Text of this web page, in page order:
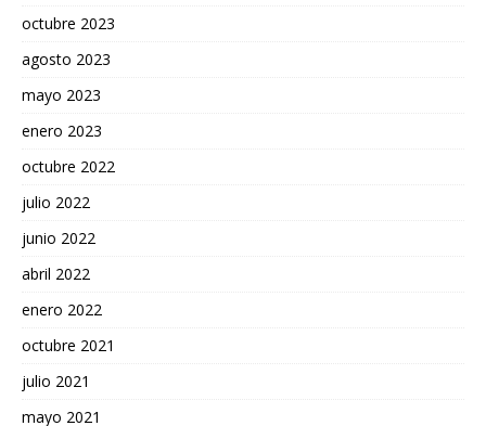
octubre 2023
agosto 2023
mayo 2023
enero 2023
octubre 2022
julio 2022
junio 2022
abril 2022
enero 2022
octubre 2021
julio 2021
mayo 2021